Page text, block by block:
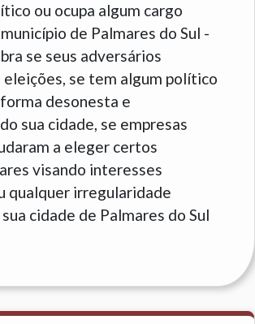
ou ocupa algum cargo
de Palmares do Sul -
se seus adversários
se tem algum político
desonesta e
sua cidade, se empresas
a eleger certos
visando interesses
qualquer irregularidade
cidade de Palmares do Sul